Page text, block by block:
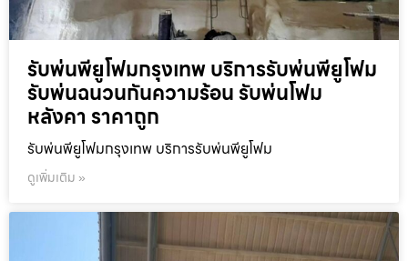
รับพ่นพียูโฟมกรุงเทพ บริการรับพ่นพียูโฟม
รับพ่นฉนวนกันความร้อน รับพ่นโฟม
หลังคา ราคาถูก
รับพ่นพียูโฟมกรุงเทพ บริการรับพ่นพียูโฟม
ดูเพิ่มเติม »